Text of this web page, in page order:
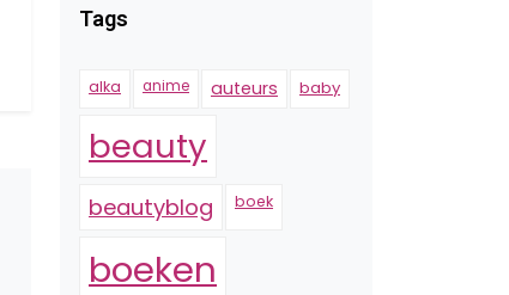
Tags
alka anime auteurs baby
beauty
beautyblog boek
boeken